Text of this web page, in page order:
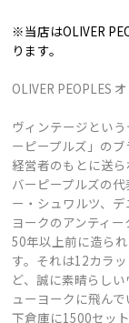
※当店はOLIVER
ります。
OLIVER PEOPLES
ヴィンテージとい
ーピープルズ」の
経営者のもとに送
バーピープルズの
ー・シュワルツ、
ヨークのアンティ
50年以上前に造ら
す。それは12カラ
ど、誠に素晴らし
ューヨークに飛ん
下倉庫に1500セッ